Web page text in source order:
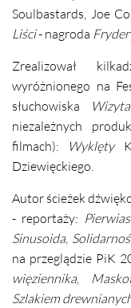
Soulbastards, Joe
Liści- nagroda
Zrealizował
wyróżnionego na
słuchowiska
Wizyta
niezależnych
filmach):
Wyklęty
Dziewięckiego.
Autor ścieżek
- reportaży:
Sinusoida,
na przeglądzie PiK
więziennika,
Szlakiem